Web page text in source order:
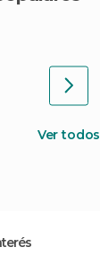
Ver todos